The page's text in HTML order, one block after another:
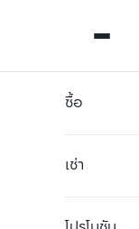
ซื้อ
เช่า